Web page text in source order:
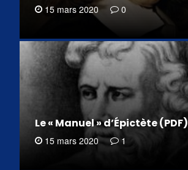
15 mars 2020 0
Le « Manuel » d’Épictète (PDF)
15 mars 2020 1